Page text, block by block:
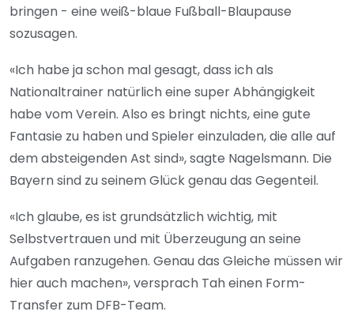
bringen - eine weiß-blaue Fußball-Blaupause
sozusagen.
«Ich habe ja schon mal gesagt, dass ich als
Nationaltrainer natürlich eine super Abhängigkeit
habe vom Verein. Also es bringt nichts, eine gute
Fantasie zu haben und Spieler einzuladen, die alle auf
dem absteigenden Ast sind», sagte Nagelsmann. Die
Bayern sind zu seinem Glück genau das Gegenteil.
«Ich glaube, es ist grundsätzlich wichtig, mit
Selbstvertrauen und mit Überzeugung an seine
Aufgaben ranzugehen. Genau das Gleiche müssen wir
hier auch machen», versprach Tah einen Form-
Transfer zum DFB-Team.